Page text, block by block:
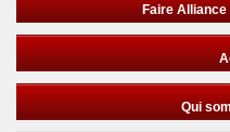
Faire
Qui